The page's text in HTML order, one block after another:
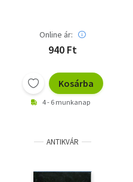
Online ár:
940 Ft
Kosárba
4 - 6 munkanap
ANTIKVÁR